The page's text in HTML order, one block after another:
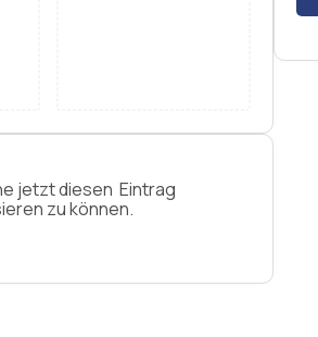
jetzt diesen Eintrag
zu können.